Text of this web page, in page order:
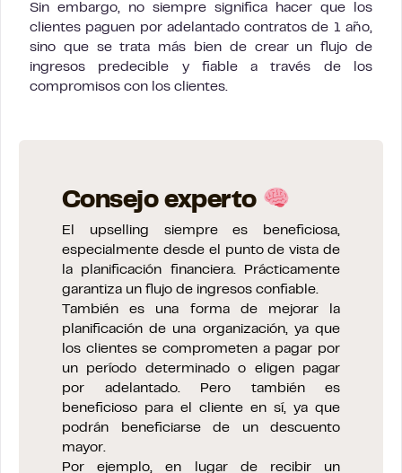
Sin embargo, no siempre significa hacer que los
clientes paguen por adelantado contratos de 1 año,
sino que se trata más bien de crear un flujo de
ingresos predecible y fiable a través de los
compromisos con los clientes.
Consejo experto
El upselling siempre es beneficiosa,
especialmente desde el punto de vista de
la planificación financiera. Prácticamente
garantiza un flujo de ingresos confiable.
También es una forma de mejorar la
planificación de una organización, ya que
los clientes se comprometen a pagar por
un período determinado o eligen pagar
por adelantado. Pero también es
beneficioso para el cliente en sí, ya que
podrán beneficiarse de un descuento
mayor.
Por ejemplo, en lugar de recibir un